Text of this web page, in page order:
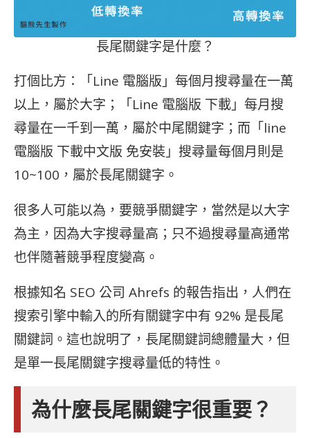
長尾關鍵字是什麼？
打個比方：「Line 電腦版」每個月搜尋量在一萬
以上，屬於大字；「Line 電腦版 下載」每月搜
尋量在一千到一萬，屬於中尾關鍵字；而「line
電腦版 下載中文版 免安裝」搜尋量每個月則是
10~100，屬於長尾關鍵字。
很多人可能以為，要競爭關鍵字，當然是以大字
為主，因為大字搜尋量高；只不過搜尋量高通常
也伴隨著競爭程度變高。
根據知名 SEO 公司 Ahrefs 的報告指出，人們在
搜索引擎中輸入的所有關鍵字中有 92% 是長尾
關鍵詞。這也說明了，長尾關鍵詞總體量大，但
是單一長尾關鍵字搜尋量低的特性。
為什麼長尾關鍵字很重要？